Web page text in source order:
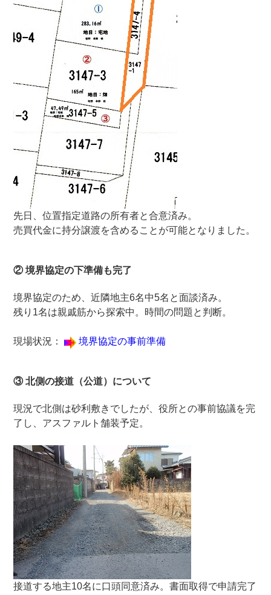
先日、位置指定道路の所有者と合意済み。
売買代金に持分譲渡を含めることが可能となりました。
② 境界協定の下準備も完了
境界協定のため、近隣地主6名中5名と面談済み。
残り1名は親戚筋から探索中。時間の問題と判断。
現場状況： 境界協定の事前準備
③ 北側の接道（公道）について
現況で北側は砂利敷きでしたが、役所との事前協議を完
了し、アスファルト舗装予定。
接道する地主10名に口頭同意済み。書面取得で申請完了